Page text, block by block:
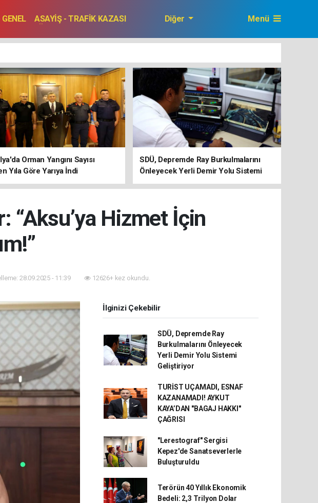
ASAYİŞ - TRAFİK KAZASI
Diğer Menü
Orman Yangını Sayısı
Yıla Göre Yarıya İndi
SDÜ, Depremde Ray Burkulmalarını
Önleyecek Yerli Demir Yolu Sistemi
Geliştiriyor
“Aksu’ya Hizmet İçin
28.09.2025 - 11:39 12626+ kez okundu.
İlginizi Çekebilir
SDÜ, Depremde Ray
Burkulmalarını Önleyecek
Yerli Demir Yolu Sistemi
Geliştiriyor
TURİST UÇAMADI, ESNAF
KAZANAMADI! AYKUT
KAYA’DAN "BAGAJ HAKKI"
ÇAĞRISI
"Lerestograf" Sergisi
Kepez'de Sanatseverlerle
Buluşturuldu
Terörün 40 Yıllık Ekonomik
Bedeli: 2,3 Trilyon Dolar